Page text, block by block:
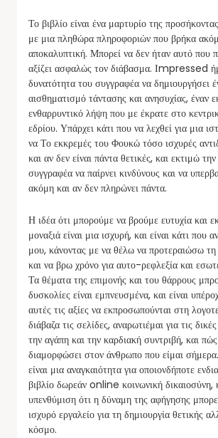
Το βιβλίο είναι ένα μαρτυρίο της
με μια πληθώρα πληροφοριών που βρήκα
αποκαλυπτική. Μπορεί να δεν ήταν αυτό που
αξίζει ασφαλώς τον διάβασμα. Ιmpressed
δυνατότητα του συγγραφέα να δημιουργήσει
αισθηματισμό τάντασης και ανησυχίας, έναν
ενθαρρυντικό λήψη που με έκρατε στο
εδρίου. Υπάρχει κάτι που να λεχθεί για μια
να Το εκκρεμές του Φουκώ τόσο ισχυρές
και αν δεν είναι πάντα θετικές, και εκτιμώ
συγγραφέα να παίρνει κινδύνους και να
ακόμη και αν δεν πληρώνει πάντα.
Η ιδέα ότι μπορούμε να βρούμε ευτυχία και
μοναξιά είναι μια ισχυρή, και είναι κάτι που
μου, κάνοντας με να θέλω να προτεραιώσω
και να βρω χρόνο για αυτο-ρεφλεξία και
Τα θέματα της επιμονής και του θάρρους
δυσκολίες είναι εμπνευσμένα, και είναι
αυτές τις αξίες να εκπροσωπούνται στη
διάβαζα τις σελίδες, αναρωτιέμαι για τις
την αγάπη και την καρδιακή συντριβή, και
διαμορφώσει στον άνθρωπο που είμαι
είναι μια αναγκαιότητα για οποιονδήποτε
βιβλίο δωρεάν online κοινωνική δικαιοσύνη,
υπενθύμιση ότι η δύναμη της αφήγησης
ισχυρό εργαλείο για τη δημιουργία θετικής
κόσμο.